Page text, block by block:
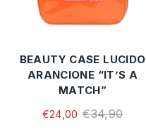
BEAUTY CASE LUCIDO
ARANCIONE “IT’S A
MATCH”
€24,00 €34,90